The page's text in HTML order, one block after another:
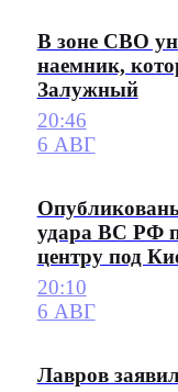
В зоне СВО
наемник,
Залужный
20:46
6 АВГ
удара ВС РФ
центру под
20:10
6 АВГ
Лавров